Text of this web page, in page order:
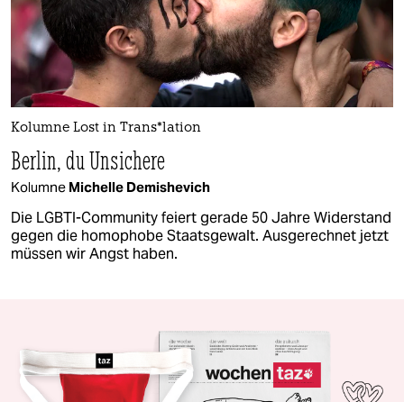
Kolumne Lost in Trans*lation
Berlin, du Unsichere
Kolumne Michelle Demishevich
Die LGBTI-Community feiert gerade 50 Jahre Widerstand
gegen die homophobe Staatsgewalt. Ausgerechnet jetzt
müssen wir Angst haben.